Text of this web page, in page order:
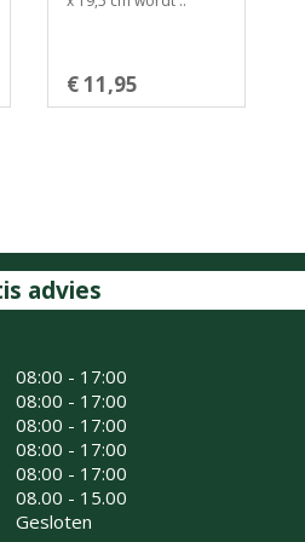
€ 11,95
advies
08:00 - 17:00
08:00 - 17:00
08:00 - 17:00
08:00 - 17:00
08:00 - 17:00
08.00 - 15.00
Gesloten